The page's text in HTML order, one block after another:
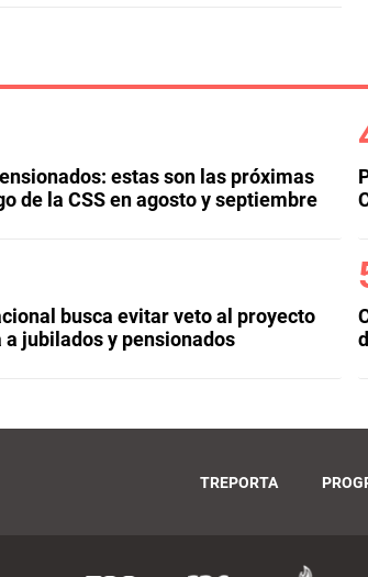
estas son las próximas
de la CSS en agosto y septiembre
busca evitar veto al proyecto
jubilados y pensionados
TREPORTA